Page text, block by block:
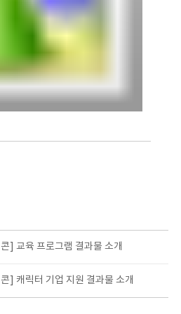
] 교육 프로그램 결과물 소개
] 캐릭터 기업 지원 결과물 소개